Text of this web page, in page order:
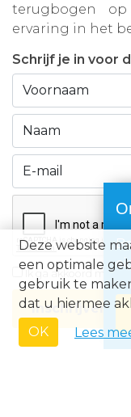
terugbogen
ervaring in het
Schrijf je in voor
Ik ga akkoord met de
Inschrijven
Deze website
een optimale
gebruik te
dat u hiermee
OK
Lees